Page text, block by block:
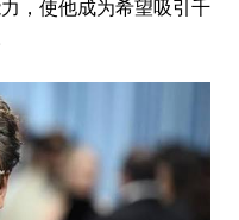
，使他成为希望吸引千